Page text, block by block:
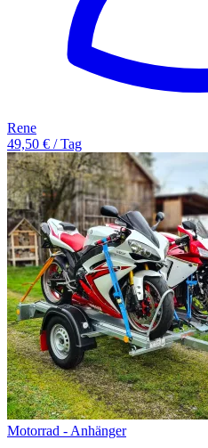
Rene
49,50 € / Tag
Motorrad - Anhänger